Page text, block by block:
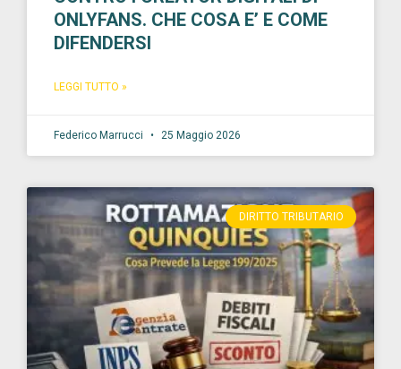
ONLYFANS. CHE COSA E’ E COME
DIFENDERSI
LEGGI TUTTO »
Federico Marrucci 25 Maggio 2026
DIRITTO TRIBUTARIO